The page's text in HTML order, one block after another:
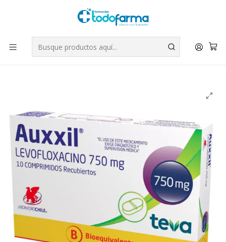
Tus compras tienen envío GRATIS por Rappi - Atención exclusiva
para Chile | WhatsApp +56
Leer más
Inicio Medicamentos
Auxxil (B) Levofloxacino 750 mg 10 Comprimidos.